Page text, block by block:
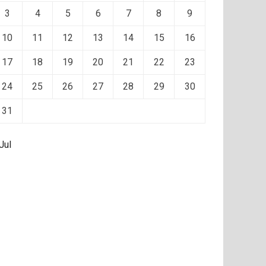
3 4 5 6 7 8 9
10 11 12 13 14 15 16
17 18 19 20 21 22 23
24 25 26 27 28 29 30
31